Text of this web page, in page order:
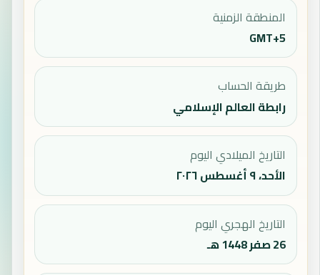
المنطقة الزمنية
GMT+5
طريقة الحساب
رابطة العالم الإسلامي
التاريخ الميلادي اليوم
الأحد، ٩ أغسطس ٢٠٢٦
التاريخ الهجري اليوم
26 صفر 1448 هـ